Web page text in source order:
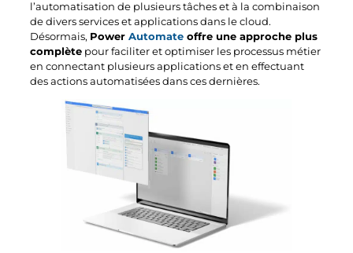
l’automatisation de plusieurs tâches et à la combinaison
de divers services et applications dans le cloud.
Désormais, PowerAutomate offre une approche plus
complète pour faciliter et optimiser les processus métier
en connectant plusieurs applications et en effectuant
des actions automatisées dans ces dernières.